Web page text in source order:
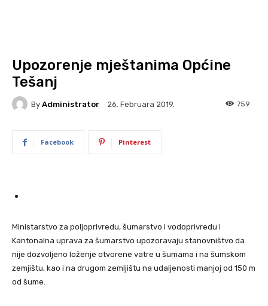
Upozorenje mještanima Općine
Tešanj
By Administrator 26. Februara 2019. 759
Facebook Pinterest
Ministarstvo za poljoprivredu, šumarstvo i vodoprivredu i
Kantonalna uprava za šumarstvo upozoravaju stanovništvo da
nije dozvoljeno loženje otvorene vatre u šumama i na šumskom
zemjištu, kao i na drugom zemljištu na udaljenosti manjoj od 150 m
od šume.